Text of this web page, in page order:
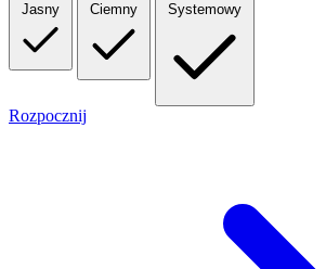
Jasny Ciemny Systemowy
Rozpocznij